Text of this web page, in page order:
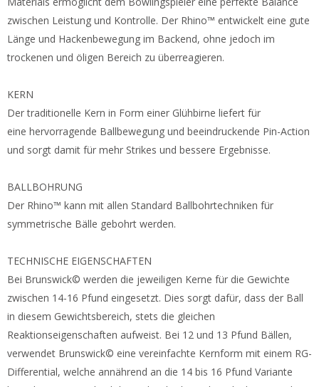
zwischen Leistung und Kontrolle. Der Rhino™ entwickelt eine gute
Länge und Hackenbewegung im Backend, ohne jedoch im
trockenen und öligen Bereich zu überreagieren.
KERN
Der traditionelle Kern in Form einer Glühbirne liefert für
eine hervorragende Ballbewegung und beeindruckende Pin-Action
und sorgt damit für mehr Strikes und bessere Ergebnisse.
BALLBOHRUNG
Der Rhino™ kann mit allen Standard Ballbohrtechniken für
symmetrische Bälle gebohrt werden.
TECHNISCHE EIGENSCHAFTEN
Bei Brunswick© werden die jeweiligen Kerne für die Gewichte
zwischen 14-16 Pfund eingesetzt. Dies sorgt dafür, dass der Ball
in diesem Gewichtsbereich, stets die gleichen
Reaktionseigenschaften aufweist. Bei 12 und 13 Pfund Bällen,
verwendet Brunswick© eine vereinfachte Kernform mit einem RG-
Differential, welche annährend an die 14 bis 16 Pfund Variante